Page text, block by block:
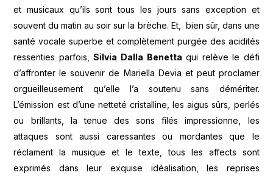
et musicaux qu’ils sont tous les jours sans exception et
souvent du matin au soir sur la brèche. Et, bien sûr, dans une
santé vocale superbe et complètement purgée des acidités
ressenties parfois,Silvia Dalla Benetta qui relève le défi
d’affronter le souvenir de Mariella Devia et peut proclamer
orgueilleusement qu’elle l’a soutenu sans démériter.
L’émission est d’une netteté cristalline, les aigus sûrs, perlés
ou brillants, la tenue des sons filés impressionne, les
attaques sont aussi caressantes ou mordantes que le
réclament la musique et le texte, tous les affects sont
exprimés dans leur exquise idéalisation, les reprises